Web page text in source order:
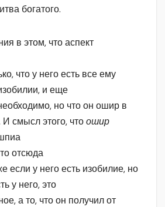
богатого.
в этом, что аспект
что у него есть все ему
и еще
но что он ошир в
смысл этого, чтоошир
отсюда
если у него есть изобилие, но
у него, это
а то, что он получил от